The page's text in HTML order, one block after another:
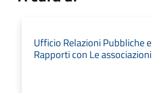
Ufficio Relazioni Pubbliche e
Rapporti con Le associazioni